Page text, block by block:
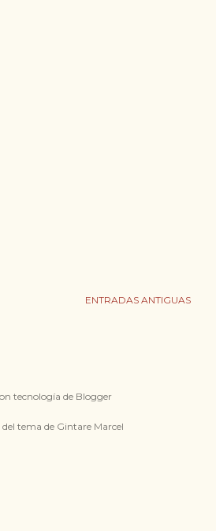
ENTRADAS ANTIGUAS
tecnología de Blogger
del tema de Gintare Marcel